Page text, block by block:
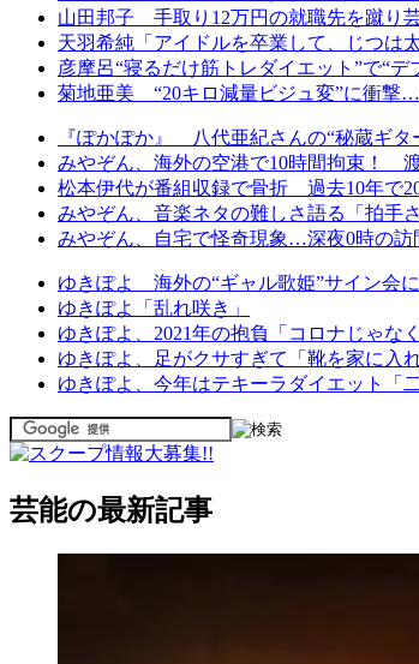
山田邦子 手取り12万円の就職先を蹴り
天羽希純「アイドルを卒業して、じつは
彦摩呂“寝るだけ筋トレダイエット”で“
菊地亜美 “20キロ減量ビジュ変”に衝撃…
『ぽかぽか』 八代亜紀さんの“秘蔵ギ
みやぞん、海外の空港で10時間拘束！
松本伊代が番組収録で骨折 過去10年で
みやぞん、音楽ネタの難しさ語る「拍手
みやぞん、自宅で怪奇現象…深夜0時の訪
ゆきぽよ 海外の“ギャル歌姫”サイン会
ゆきぽよ「乱れ咲き」
ゆきぽよ、2021年の抱負「コロナじゃな
ゆきぽよ、足がクサすぎて「靴を家に入
ゆきぽよ、今年はテキーラダイエット「
芸能の最新記事